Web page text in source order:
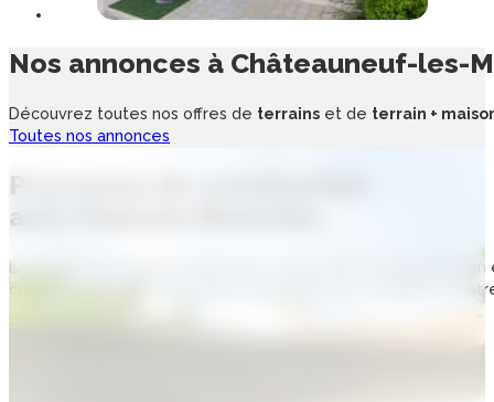
Nos annonces à Châteauneuf-les-
Découvrez toutes nos offres de terrains et de terrain +
Toutes nos annonces
Processus de
avec
La construction d’une maison neuve nécessite une
chaque étape de votre projet immobilier, vous profitez de